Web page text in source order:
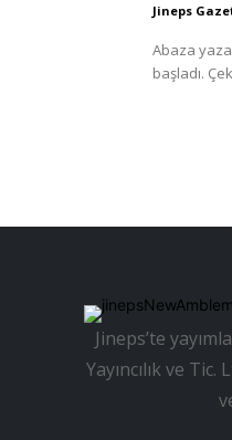
Jineps
Abaza
başladı.
Jineps’te
Yayıncılık ve